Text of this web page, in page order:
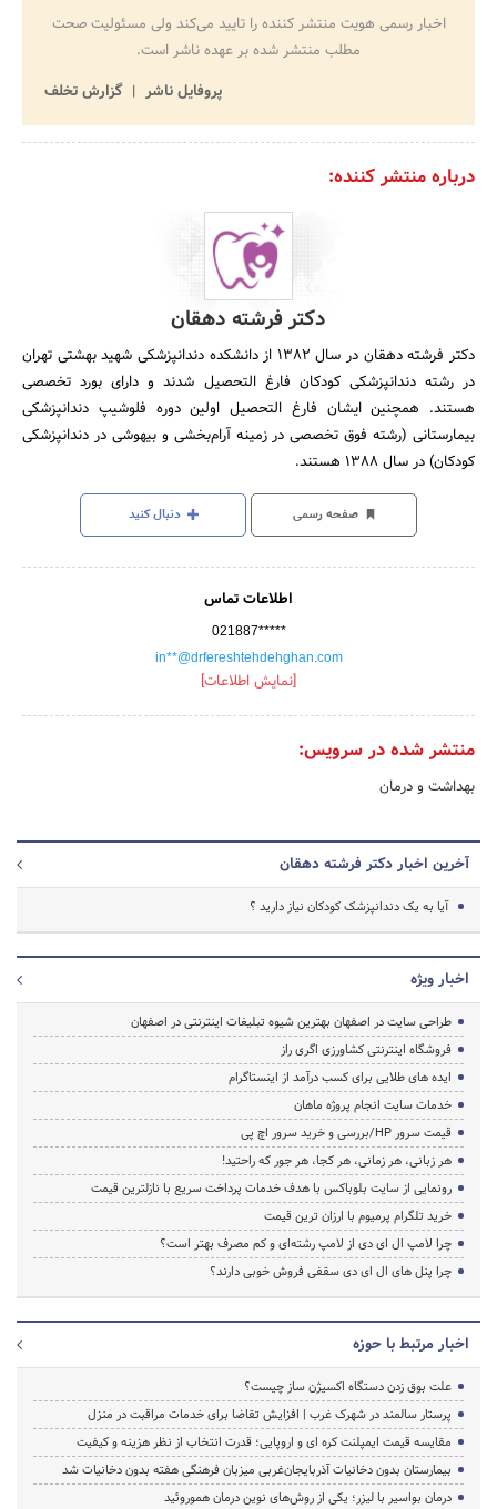
اخبار رسمی هویت منتشر کننده را تایید می‌کند ولی مسئولیت صحت
مطلب منتشر شده بر عهده ناشر است.
پروفایل ناشر
گزارش تخلف
درباره منتشر کننده:
دکتر فرشته دهقان
دکتر فرشته دهقان در سال 1382 از دانشکده دندانپزشکی شهید بهشتی تهران
در رشته دندانپزشکی کودکان فارغ التحصیل شدند و دارای بورد تخصصی
هستند. همچنین ایشان فارغ التحصیل اولین دوره فلوشیپ دندانپزشکی
بیمارستانی (رشته فوق تخصصی در زمینه آرام‌بخشی و بیهوشی در دندانپزشکی
کودکان) در سال 1388 هستند.
صفحه رسمی دنبال کنید
اطلاعات تماس
021887*****
in**@drfereshtehdehghan.com
[نمایش اطلاعات]
منتشر شده در سرویس:
بهداشت و درمان
آخرین اخبار دکتر فرشته دهقان
آیا به یک دندانپزشک کودکان نیاز دارید ؟
اخبار ویژه
طراحی سایت در اصفهان بهترین شیوه تبلیغات اینترنتی در اصفهان
فروشگاه اینترنتی کشاورزی اگری راز
ایده های طلایی برای کسب درآمد از اینستاگرام
خدمات سایت انجام پروژه ماهان
قیمت سرور HP/بررسی و خرید سرور اچ پی
هر زبانی، هر زمانی، هر کجا، هر جور که راحتید!
رونمایی از سایت بلوباکس با هدف خدمات پرداخت سریع با نازلترین قیمت
خرید تلگرام پرمیوم با ارزان ترین قیمت
چرا لامپ ال ای دی از لامپ رشته‌ای و کم مصرف بهتر است؟
چرا پنل های ال ای دی سقفی فروش خوبی دارند؟
اخبار مرتبط با حوزه
علت بوق زدن دستگاه اکسیژن ساز چیست؟
پرستار سالمند در شهرک غرب | افزایش تقاضا برای خدمات مراقبت در منزل
مقایسه قیمت ایمپلنت کره ای و اروپایی؛ قدرت انتخاب از نظر هزینه و کیفیت
بیمارستان بدون دخانیات آذربایجان‌غربی میزبان فرهنگی هفته بدون دخانیات شد
درمان بواسیر با لیزر؛ یکی از روش‌های نوین درمان هموروئید